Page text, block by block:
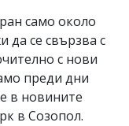
само около
се свързва с
с нови
преди дни
в новините
в Созопол.